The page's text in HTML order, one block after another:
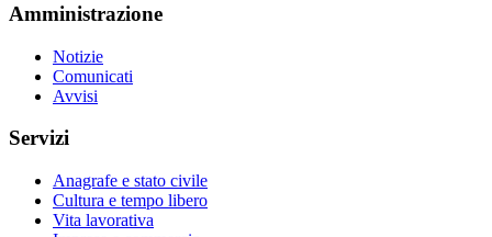
Amministrazione
Notizie
Comunicati
Avvisi
Servizi
Anagrafe e stato civile
Cultura e tempo libero
Vita lavorativa